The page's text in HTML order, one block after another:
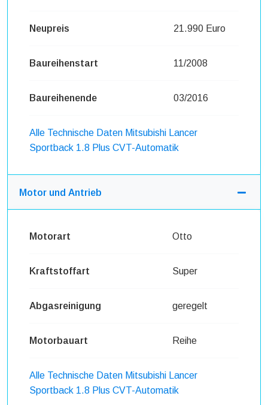
Neupreis 21.990 Euro
Baureihenstart 11/2008
Baureihenende 03/2016
Alle Technische Daten Mitsubishi Lancer
Sportback 1.8 Plus CVT-Automatik
Motor und Antrieb
Motorart Otto
Kraftstoffart Super
Abgasreinigung geregelt
Motorbauart Reihe
Alle Technische Daten Mitsubishi Lancer
Sportback 1.8 Plus CVT-Automatik